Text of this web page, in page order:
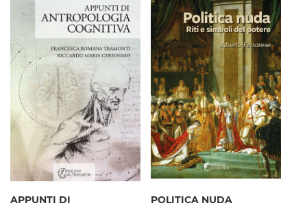
APPUNTI DI
POLITICA NUDA